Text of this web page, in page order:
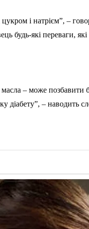
і натрієм”, –
будь-які переваги,
масла – може
діабету”, – наводить